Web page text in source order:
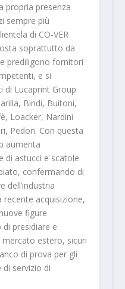
propria presenza
sempre più
di CO-VER
soprattutto da
prediligono fornitori
e si
di Lucaprint Group
Bindi, Buitoni,
Loacker, Nardini
Pedon. Con questa
aumenta
di astucci e scatole
confermando di
dell’industria
recente acquisizione,
figure
di presidiare e
estero, sicuri
di prova per gli
di servizio di